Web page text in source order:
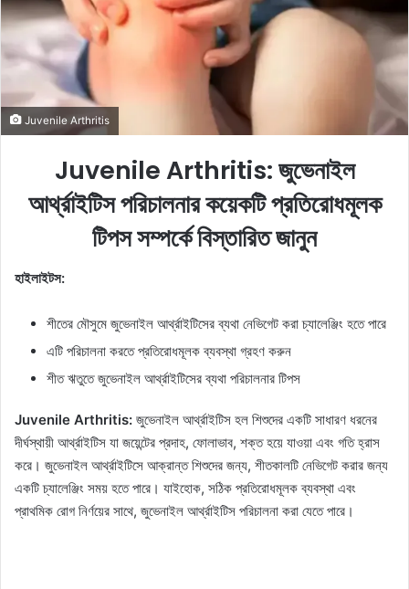
m
Juvenile Arthritis
Juvenile Arthritis: জুভেনাইল
আর্থ্রাইটিস পরিচালনার কয়েকটি প্রতিরোধমূলক
টিপস সম্পর্কে বিস্তারিত জানুন
হাইলাইটস:
শীতের মৌসুমে জুভেনাইল আর্থ্রাইটিসের ব্যথা নেভিগেট করা চ্যালেঞ্জিং হতে পারে
এটি পরিচালনা করতে প্রতিরোধমূলক ব্যবস্থা গ্রহণ করুন
শীত ঋতুতে জুভেনাইল আর্থ্রাইটিসের ব্যথা পরিচালনার টিপস
Juvenile Arthritis: জুভেনাইল আর্থ্রাইটিস হল শিশুদের একটি সাধারণ ধরনের
দীর্ঘস্থায়ী আর্থ্রাইটিস যা জয়েন্টের প্রদাহ, ফোলাভাব, শক্ত হয়ে যাওয়া এবং গতি হ্রাস
করে। জুভেনাইল আর্থ্রাইটিসে আক্রান্ত শিশুদের জন্য, শীতকালটি নেভিগেট করার জন্য
একটি চ্যালেঞ্জিং সময় হতে পারে। যাইহোক, সঠিক প্রতিরোধমূলক ব্যবস্থা এবং
প্রাথমিক রোগ নির্ণয়ের সাথে, জুভেনাইল আর্থ্রাইটিস পরিচালনা করা যেতে পারে।